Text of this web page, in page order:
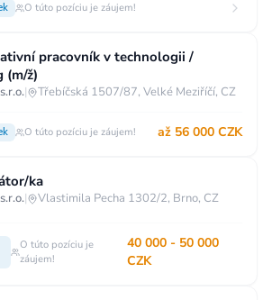
O túto pozíciu je záujem!
pracovník v technologii /
(m/ž)
| Třebíčská 1507/87, Velké Meziříčí, CZ
O túto pozíciu je záujem! až 56 000 CZK
ka
| Vlastimila Pecha 1302/2, Brno, CZ
O túto pozíciu je
záujem!
40 000 - 50 000
CZK
maturity
odborné vyučení s maturitou
Bakalářské
studium